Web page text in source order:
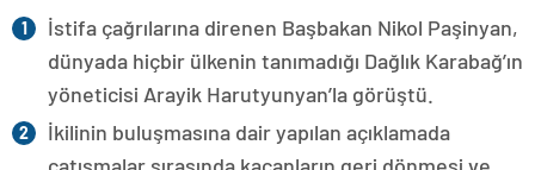
İstifa çağrılarına direnen Başbakan Nikol Paşinyan,
dünyada hiçbir ülkenin tanımadığı Dağlık Karabağ’ın
yöneticisi Arayik Harutyunyan’la görüştü.
İkilinin buluşmasına dair yapılan açıklamada